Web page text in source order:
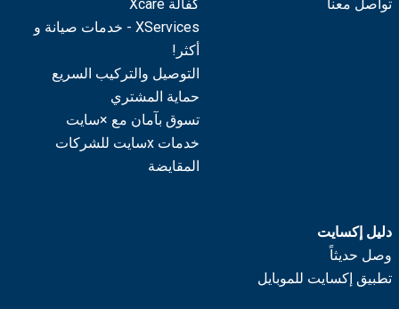
تواصل معنا
كفالة Xcare
XServices - خدمات صيانة و
أكثر!
التوصيل والتركيب السريع
حماية المشتري
تسوق بآمان مع ×سايت
خدمات xسايت للشركات
المقايضة
دليل إكسايت
وصل حديثاً
تطبيق إكسايت للموبايل